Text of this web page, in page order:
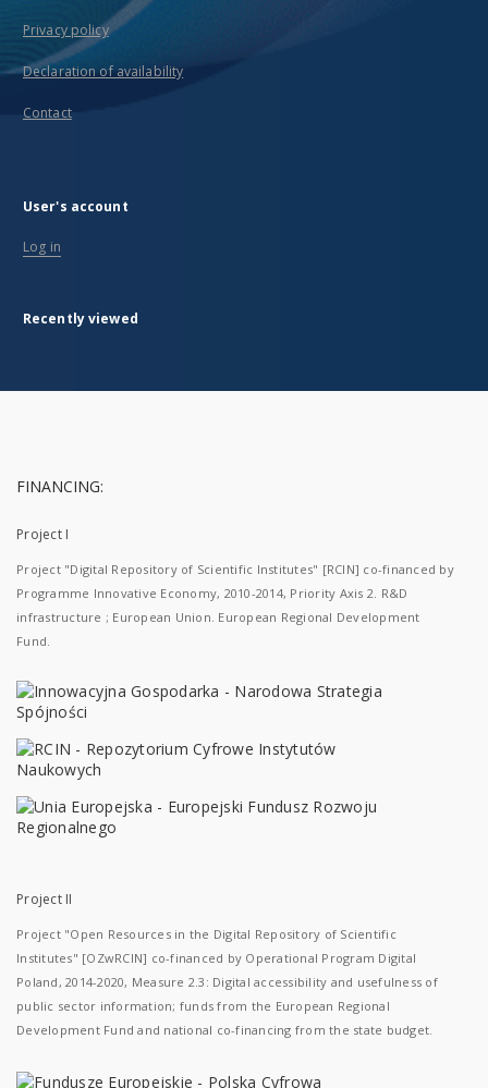
Privacy policy
Declaration of availability
Contact
User's account
Log in
Recently viewed
FINANCING:
Project I
Project "Digital Repository of Scientific Institutes" [RCIN] co-financed by
Programme Innovative Economy, 2010-2014, Priority Axis 2. R&D
infrastructure ; European Union. European Regional Development
Fund.
Project II
Project "Open Resources in the Digital Repository of Scientific
Institutes" [OZwRCIN] co-financed by Operational Program Digital
Poland, 2014-2020, Measure 2.3: Digital accessibility and usefulness of
public sector information; funds from the European Regional
Development Fund and national co-financing from the state budget.